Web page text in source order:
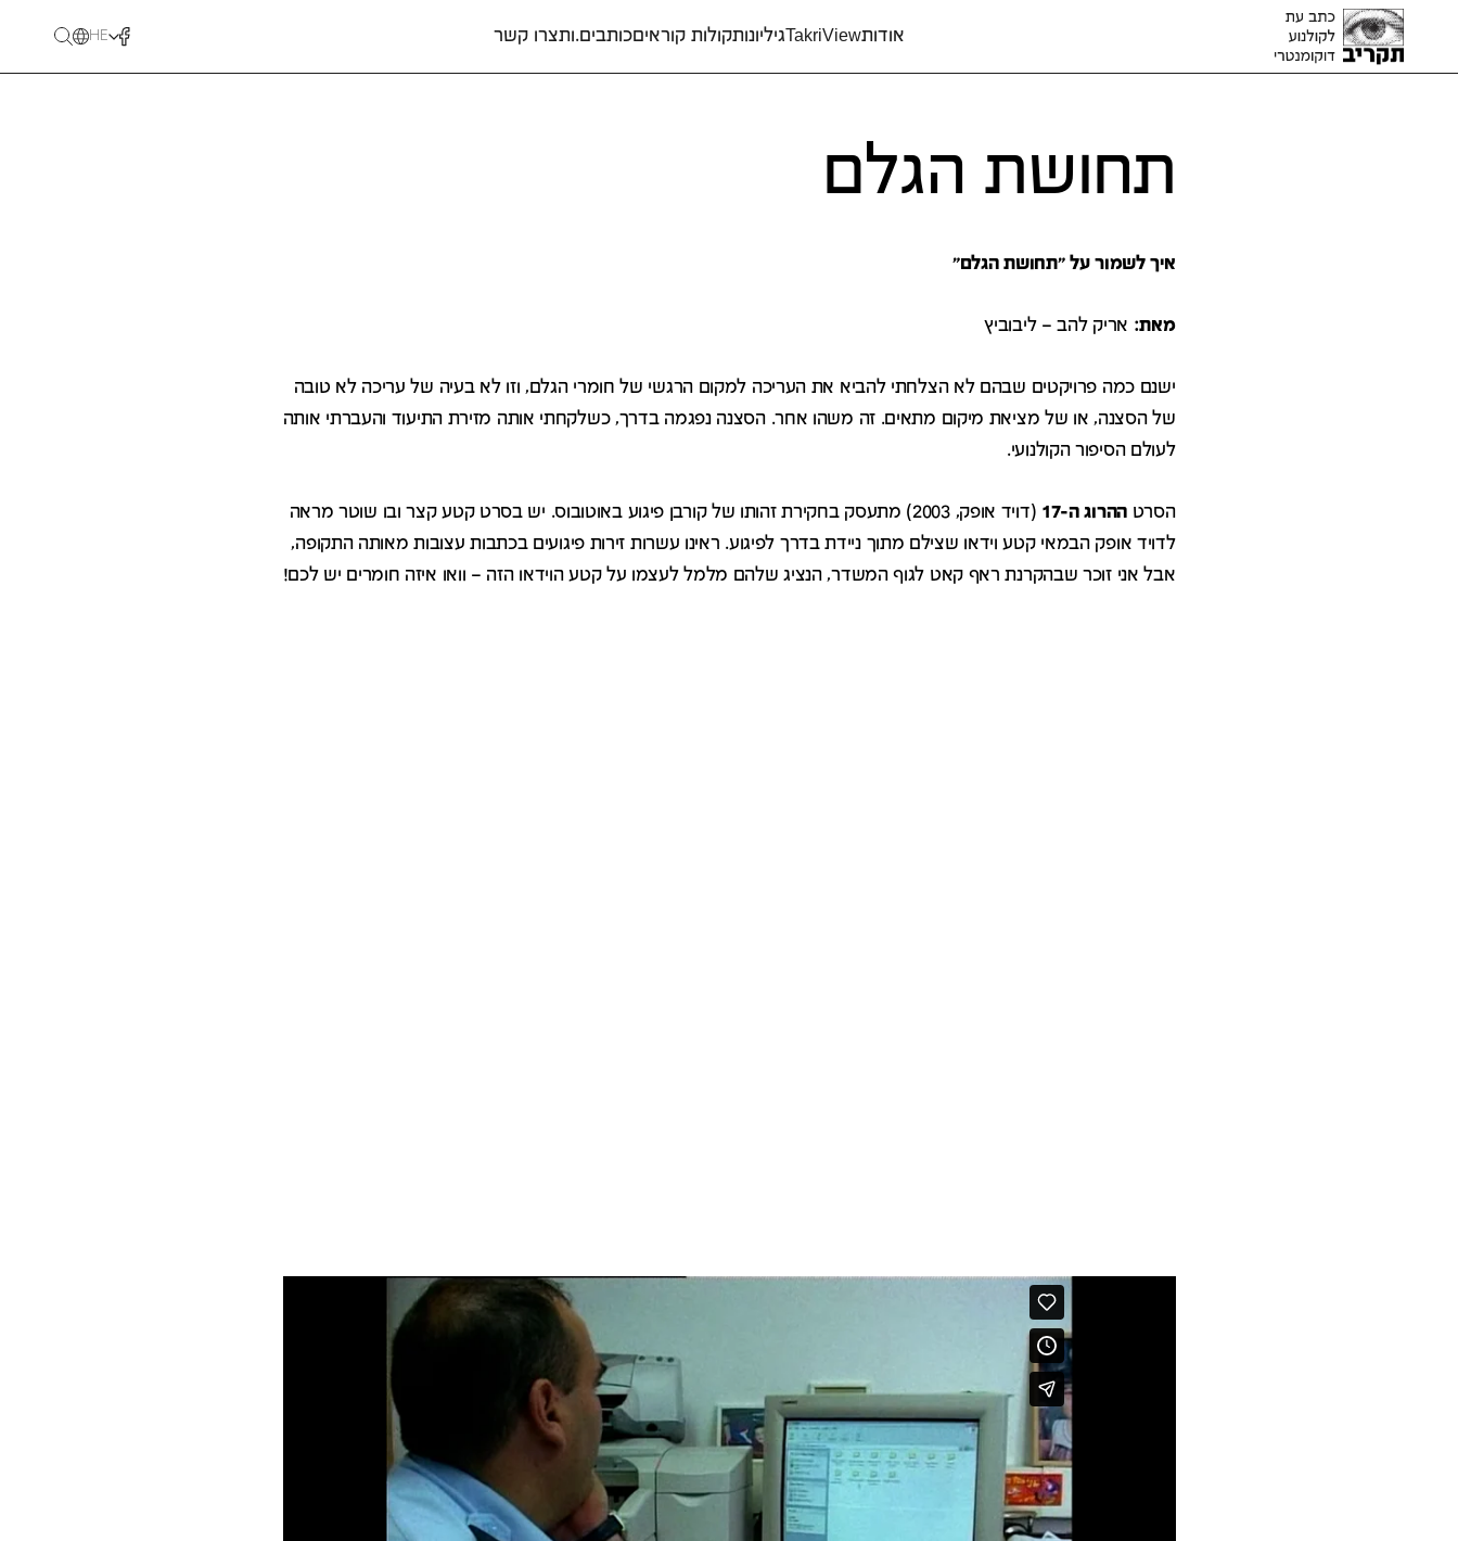
HE אודותTakriViewגיליונותקולות קוראיםכותבים.ותצרו קשר
תחושת הגלם
איך לשמור על "תחושת הגלם"
מאת: אריק להב – ליבוביץ
ישנם כמה פרויקטים שבהם לא הצלחתי להביא את העריכה למקום הרגשי של חומרי הגלם, וזו לא בעיה של עריכה לא טובה
של הסצנה, או של מציאת מיקום מתאים. זה משהו אחר. הסצנה נפגמה בדרך, כשלקחתי אותה מזירת התיעוד והעברתי אותה
לעולם הסיפור הקולנועי.
הסרט ההרוג ה-17
(דויד אופק, 2003) מתעסק בחקירת זהותו של קורבן פיגוע באוטובוס. יש בסרט קטע קצר ובו שוטר מראה
לדויד אופק הבמאי קטע וידאו שצילם מתוך ניידת בדרך לפיגוע. ראינו עשרות זירות פיגועים בכתבות עצובות מאותה התקופה,
אבל אני זוכר שבהקרנת ראף קאט לגוף המשדר, הנציג שלהם מלמל לעצמו על קטע הוידאו הזה – וואו איזה חומרים יש לכם!